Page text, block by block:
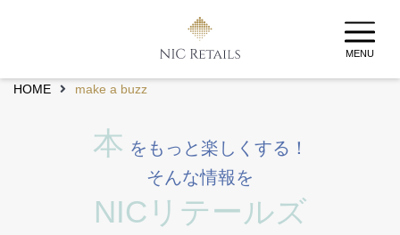
MENU
HOME make a buzz
本 をもっと楽しくする！
そんな情報を
NICリテールズ